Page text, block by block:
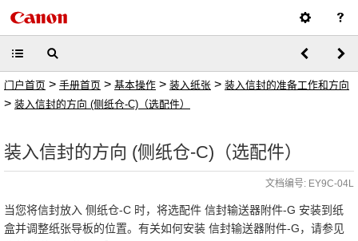
门户首页 > 手册首页 > 基本操作 > 装入纸张 > 装入信封的准备工作和方向
> 装入信封的方向 (侧纸仓-C)（选配件）
装入信封的方向 (侧纸仓-C)（选配件）
文档编号: EY9C-04L
当您将信封放入 侧纸仓-C 时，将选配件 信封输送器附件-G 安装到纸
盒并调整纸张导板的位置。有关如何安装 信封输送器附件-G，请参见